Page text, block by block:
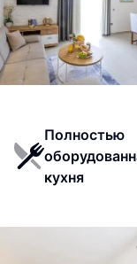
Полностью
кухня